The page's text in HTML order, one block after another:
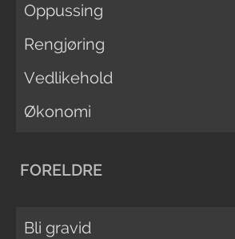
Oppussing
Rengjøring
Vedlikehold
Økonomi
FORELDRE
Bli gravid